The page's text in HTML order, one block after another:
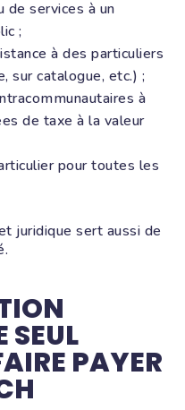
de services à un
;
à des particuliers
sur catalogue, etc.) ;
à
de taxe à la valeur
pour toutes les
juridique sert aussi de
SEUL
PAYER